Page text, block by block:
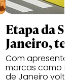
Etapa da
Janeiro,
Com
marcas como
de Janeiro